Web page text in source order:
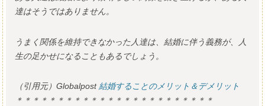
達はそうではありません。
うまく関係を維持できなかった人達は、結婚に伴う義務が、人
生の足かせになることもあるでしょう。
（引用元）Globalpost 結婚することのメリット＆デメリット
＊＊＊＊＊＊＊＊＊＊＊＊＊＊＊＊＊＊＊＊＊＊＊＊